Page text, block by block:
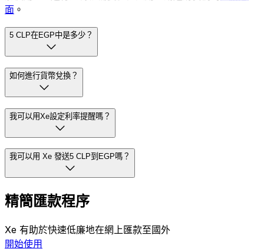
面 。
5 CLP在EGP中是多少？
如何進行貨幣兌換？
我可以用Xe設定利率提醒嗎？
我可以用 Xe 發送5 CLP到EGP嗎？
精簡匯款程序
Xe 有助於快速低廉地在網上匯款至國外
開始使用